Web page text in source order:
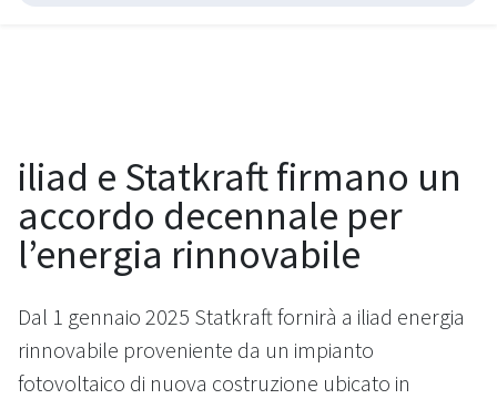
iliad e Statkraft firmano un
accordo decennale per
l’energia rinnovabile
Dal 1 gennaio 2025 Statkraft fornirà a iliad energia
rinnovabile proveniente da un impianto
fotovoltaico di nuova costruzione ubicato in